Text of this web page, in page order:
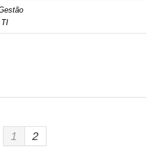
TI
1 2